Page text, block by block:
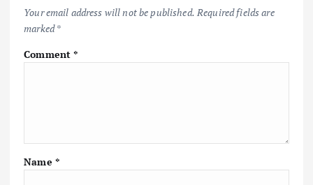
Your email address will not be published. Required fields are
marked*
Comment*
Name *